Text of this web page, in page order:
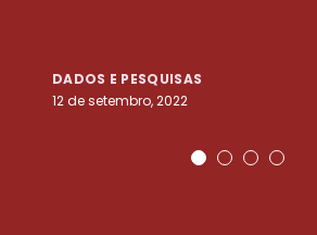
DADOS E PESQUISAS
12 de setembro, 2022